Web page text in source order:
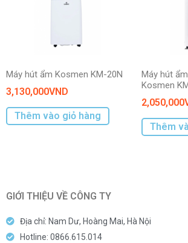
Máy hút ẩm Kosmen KM-20N
3,130,000VND
Thêm vào giỏ hàng
Máy hút
Kosmen
2,050,000
Thêm
GIỚI THIỆU VỀ CÔNG TY
Địa chỉ: Nam Dư, Hoàng Mai, Hà Nội
Hotline: 0866.615.014